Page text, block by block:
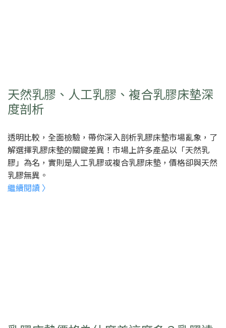
天然乳膠、人工乳膠、複合乳膠床墊深
度剖析
透明比較，全面檢驗，帶你深入剖析乳膠床墊市場亂象，了
解選擇乳膠床墊的關鍵差異！市場上許多產品以「天然乳
膠」為名，實則是人工乳膠或複合乳膠床墊，價格卻與天然
乳膠無異。
繼續閱讀 〉